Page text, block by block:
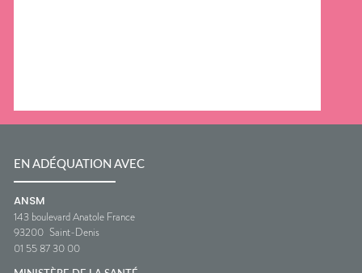
EN ADÉQUATION AVEC
ANSM
143 boulevard Anatole France
93200 Saint-Denis
01 55 87 30 00